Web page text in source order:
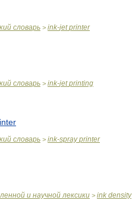
словарь > ink-jet printer
словарь > ink-jet printing
словарь > ink-spray printer
и научной лексики > ink density